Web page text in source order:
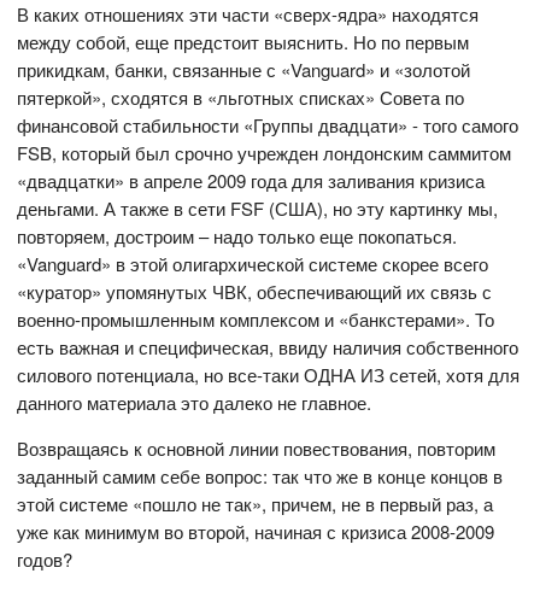
В каких отношениях эти части «сверх-ядра» находятся
между собой, еще предстоит выяснить. Но по первым
прикидкам, банки, связанные с «Vanguard» и «золотой
пятеркой», сходятся в «льготных списках» Совета по
финансовой стабильности «Группы двадцати» - того самого
FSB, который был срочно учрежден лондонским саммитом
«двадцатки» в апреле 2009 года для заливания кризиса
деньгами. А также в сети FSF (США), но эту картинку мы,
повторяем, достроим – надо только еще покопаться.
«Vanguard» в этой олигархической системе скорее всего
«куратор» упомянутых ЧВК, обеспечивающий их связь с
военно-промышленным комплексом и «банкстерами». То
есть важная и специфическая, ввиду наличия собственного
силового потенциала, но все-таки ОДНА ИЗ сетей, хотя для
данного материала это далеко не главное.
Возвращаясь к основной линии повествования, повторим
заданный самим себе вопрос: так что же в конце концов в
этой системе «пошло не так», причем, не в первый раз, а
уже как минимум во второй, начиная с кризиса 2008-2009
годов?